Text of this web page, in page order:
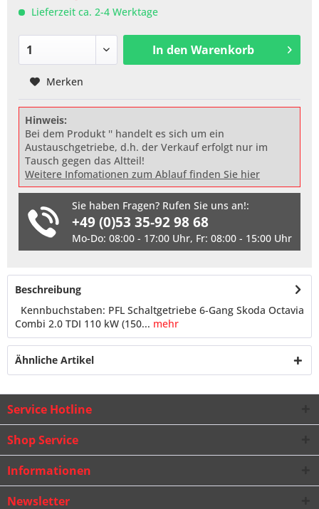
Lieferzeit ca. 2-4 Werktage
In den Warenkorb
Merken
Hinweis:
Bei dem Produkt '' handelt es sich um ein
Austauschgetriebe, d.h. der Verkauf erfolgt nur im
Tausch gegen das Altteil!
Weitere Infomationen zum Ablauf finden Sie hier
Sie haben Fragen? Rufen Sie uns an!:
+49 (0)53 35-92 98 68
Mo-Do: 08:00 - 17:00 Uhr, Fr: 08:00 - 15:00 Uhr
Beschreibung
Kennbuchstaben: PFL Schaltgetriebe 6-Gang Skoda Octavia
Combi 2.0 TDI 110 kW (150... mehr
Ähnliche Artikel
Service Hotline
Shop Service
Informationen
Newsletter